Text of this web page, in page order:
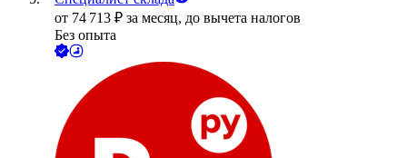
от 74 713 ₽ за месяц, до вычета налогов
Без опыта